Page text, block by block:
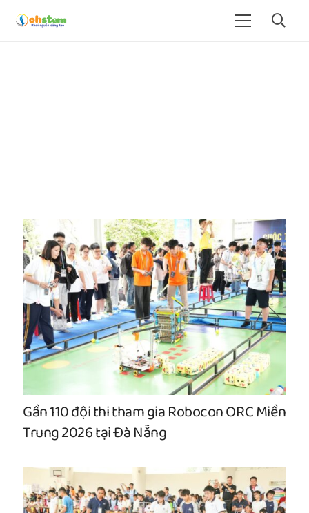
Gần 110 đội thi tham gia Robocon ORC Miền
Trung 2026 tại Đà Nẵng